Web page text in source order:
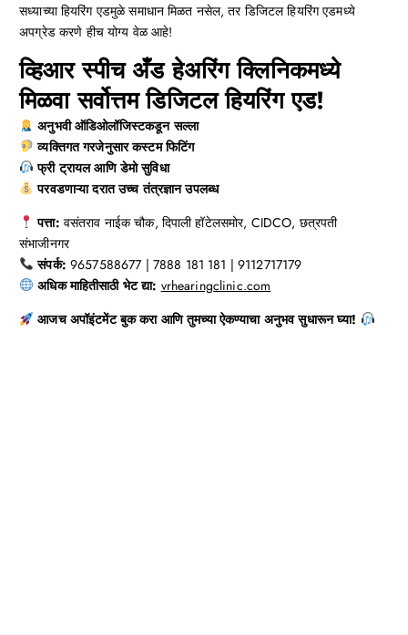
सध्याच्या हियरिंग एडमुळे समाधान मिळत नसेल, तर डिजिटल हियरिंग एडमध्ये
अपग्रेड करणे हीच योग्य वेळ आहे!
व्हिआर स्पीच अँड हेअरिंग क्लिनिकमध्ये
मिळवा सर्वोत्तम डिजिटल हियरिंग एड!
अनुभवी ऑडिओलॉजिस्टकडून सल्ला
व्यक्तिगत गरजेनुसार कस्टम फिटिंग
फ्री ट्रायल आणि डेमो सुविधा
परवडणाऱ्या दरात उच्च तंत्रज्ञान उपलब्ध
पत्ता: वसंतराव नाईक चौक, दिपाली हॉटेलसमोर, CIDCO, छत्रपती
संभाजीनगर
संपर्क: 9657588677 | 7888 181 181 | 9112717179
अधिक माहितीसाठी भेट द्या: vrhearingclinic.com
आजच अपॉइंटमेंट बुक करा आणि तुमच्या ऐकण्याचा अनुभव सुधारून घ्या!